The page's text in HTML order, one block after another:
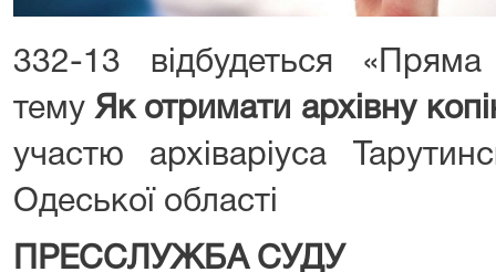
332-13 відбудеться
темуЯк отримати архівну
участю архіваріуса
Одеської області
ПРЕССЛУЖБА СУДУ